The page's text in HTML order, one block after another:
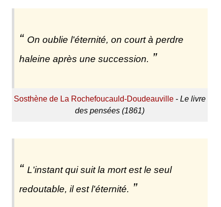
On oublie l'éternité, on court à perdre
haleine après une succession.
Sosthène de La Rochefoucauld-Doudeauville- Le livre
des pensées (1861)
L'instant qui suit la mort est le seul
redoutable, il est l'éternité.